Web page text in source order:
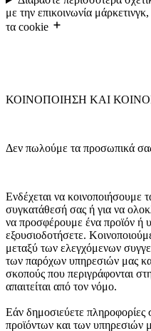
με την επικοινωνία
τα cookie
ΚΟΙΝΟΠΟΙΗΣΗ ΚΑΙ
Δεν πωλούμε τα προσωπικά
Ενδέχεται να κοινοποιήσουμε
συγκατάθεσή σας ή για να
να προσφέρουμε ένα προϊόν ή
εξουσιοδοτήσετε.
μεταξύ των ελεγχόμενων
των παρόχων υπηρεσιών μας
σκοπούς που περιγράφονται
απαιτείται από τον νόμο.
Εάν δημοσιεύετε
προϊόντων και των υπηρεσιών